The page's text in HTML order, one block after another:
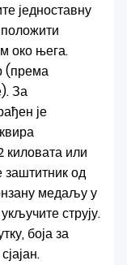
једноставну
око њега.
(према
За
је
киловата или
заштитник од
медаљу у
струју.
боја за